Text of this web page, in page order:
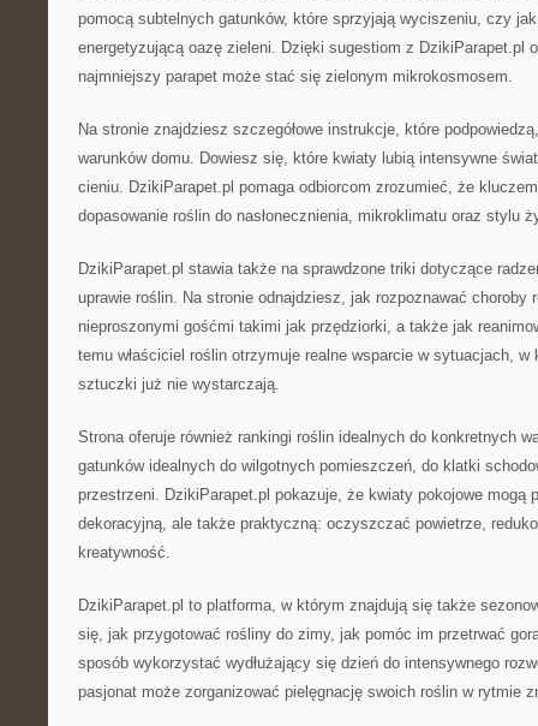
pomocą subtelnych gatunków, które sprzyjają wyciszeniu, czy
energetyzującą oazę zieleni. Dzięki sugestiom z DzikiParapet.pl
najmniejszy parapet może stać się zielonym mikrokosmosem.
Na stronie znajdziesz szczegółowe instrukcje, które
warunków domu. Dowiesz się, które kwiaty lubią intensywne
cieniu. DzikiParapet.pl pomaga odbiorcom zrozumieć, że
dopasowanie roślin do nasłonecznienia, mikroklimatu oraz stylu
DzikiParapet.pl stawia także na sprawdzone triki dotyczące
uprawie roślin. Na stronie odnajdziesz, jak rozpoznawać choroby
nieproszonymi gośćmi takimi jak przędziorki, a także jak
temu właściciel roślin otrzymuje realne wsparcie w sytuacjach,
sztuczki już nie wystarczają.
Strona oferuje również rankingi roślin idealnych do konkretnych
gatunków idealnych do wilgotnych pomieszczeń, do klatki
przestrzeni. DzikiParapet.pl pokazuje, że kwiaty pokojowe mogą
dekoracyjną, ale także praktyczną: oczyszczać powietrze,
kreatywność.
DzikiParapet.pl to platforma, w którym znajdują się także
się, jak przygotować rośliny do zimy, jak pomóc im przetrwać
sposób wykorzystać wydłużający się dzień do intensywnego
pasjonat może zorganizować pielęgnację swoich roślin w rytmie